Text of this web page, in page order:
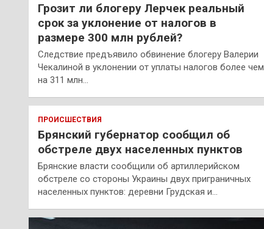
Грозит ли блогеру Лерчек реальный
срок за уклонение от налогов в
размере 300 млн рублей?
Следствие предъявило обвинение блогеру Валерии
Чекалиной в уклонении от уплаты налогов более чем
на 311 млн…
ПРОИСШЕСТВИЯ
Брянский губернатор сообщил об
обстреле двух населенных пунктов
Брянские власти сообщили об артиллерийском
обстреле со стороны Украины двух приграничных
населенных пунктов: деревни Грудская и…